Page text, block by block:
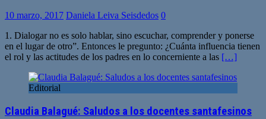
10 marzo, 2017 Daniela Leiva Seisdedos 0
1. Dialogar no es solo hablar, sino escuchar, comprender y ponerse
en el lugar de otro”. Entonces le pregunto: ¿Cuánta influencia tienen
el rol y las actitudes de los padres en lo concerniente a las […]
Editorial
Claudia Balagué: Saludos a los docentes santafesinos